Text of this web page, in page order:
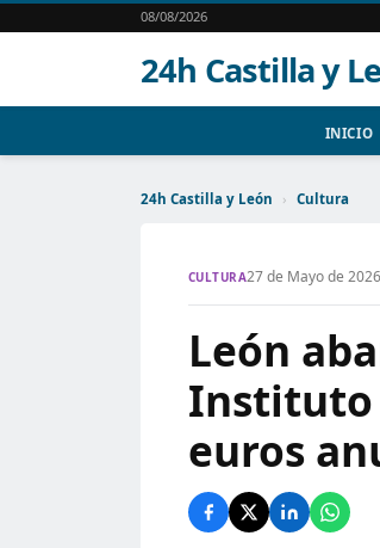
08/08/2026
24h Castilla y
INICIO
24h Castilla y León › Cultura
CULTURA27 de Mayo de
León
Instituto
euros